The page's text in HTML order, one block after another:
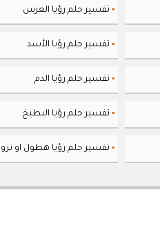
▪ تفسير حلم رؤيا العرس
▪ تفسير حلم رؤيا الأسد
▪ تفسير حلم رؤيا الدم
▪ تفسير حلم رؤيا البطيخ
▪ تفسير حلم رؤيا هطول او